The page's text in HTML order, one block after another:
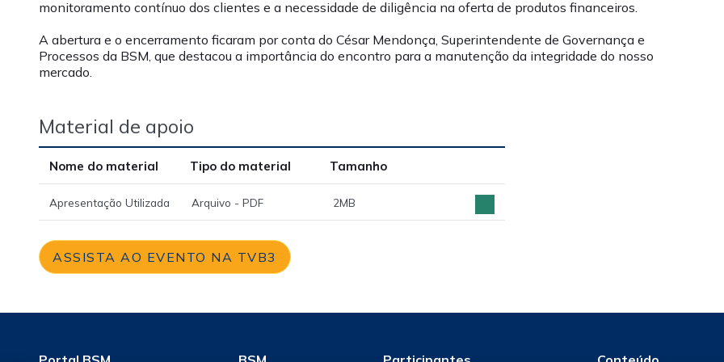
monitoramento contínuo dos clientes e a necessidade de diligência na oferta de produtos financeiros.
A abertura e o encerramento ficaram por conta do César Mendonça, Superintendente de Governança e
Processos da BSM, que destacou a importância do encontro para a manutenção da integridade do nosso
mercado.
Material de apoio
Nome do material Tipo do material Tamanho
Apresentação Utilizada Arquivo - PDF 2MB
ASSISTA AO EVENTO NA TVB3